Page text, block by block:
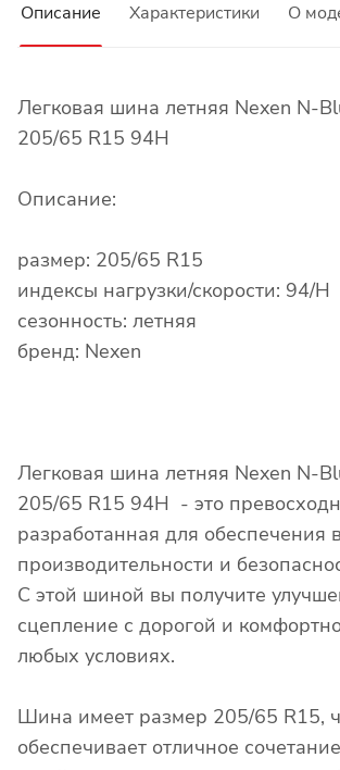
Описание Характеристики О
Легковая шина летняя Nexen N-
205/65 R15 94H
Описание:
размер: 205/65 R15
индексы нагрузки/скорости: 94/H
сезонность: летняя
бренд: Nexen
Легковая шина летняя Nexen N-
205/65 R15 94H - это
разработанная для обеспечения
производительности и
С этой шиной вы получите
сцепление с дорогой и
любых условиях.
Шина имеет размер 205/65 R15,
обеспечивает отличное сочетание